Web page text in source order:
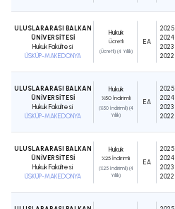
ULUSLARARASI BALKAN
ÜNİVERSİTESİ
Hukuk Fakültesi
ÜSKÜP-MAKEDONYA
Hukuk
Ücretli
(Ücretli) (4 Yıllık)
EA
2025
2024
2023
2022
ULUSLARARASI BALKAN
ÜNİVERSİTESİ
Hukuk Fakültesi
ÜSKÜP-MAKEDONYA
Hukuk
%50 İndirimli
(%50 İndirimli) (4
Yıllık)
EA
2025
2024
2023
2022
ULUSLARARASI BALKAN
ÜNİVERSİTESİ
Hukuk Fakültesi
ÜSKÜP-MAKEDONYA
Hukuk
%25 İndirimli
(%25 İndirimli) (4
Yıllık)
EA
2025
2024
2023
2022